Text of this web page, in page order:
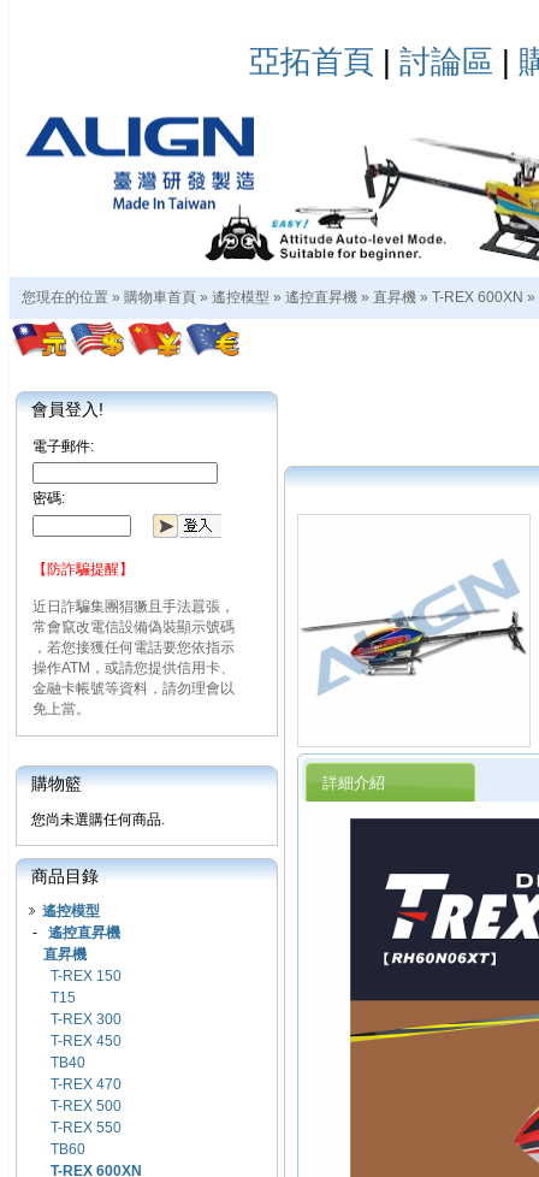
亞拓首頁 | 討論區 |
您現在的位置 » 購物車首頁 » 遙控模型 » 遙控直昇機 » 直昇機 » T-REX 600XN »
會員登入!
電子郵件:
密碼:
【防詐騙提醒】
近日詐騙集團猖獗且手法囂張，
常會竄改電信設備偽裝顯示號碼
，若您接獲任何電話要您依指示
操作ATM，或請您提供信用卡、
金融卡帳號等資料，請勿理會以
免上當。
購物籃
您尚未選購任何商品.
商品目錄
遙控模型
- 遙控直昇機
直昇機
T-REX 150
T15
T-REX 300
T-REX 450
TB40
T-REX 470
T-REX 500
T-REX 550
TB60
T-REX 600XN
詳細介紹